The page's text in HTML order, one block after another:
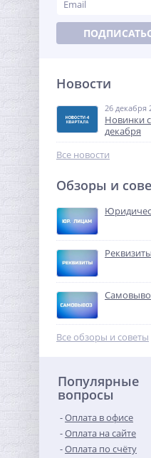
Ниппель
2" (НР) латунь
1
Ниппель
никель UNI-
2 865,00 руб.
Новости
26 декабря
Новинки
декабря
Все новости
Обзоры и
Все обзоры и советы
Популярные
вопросы
Оплата в офисе
Оплата на сайте
Оплата по счёту